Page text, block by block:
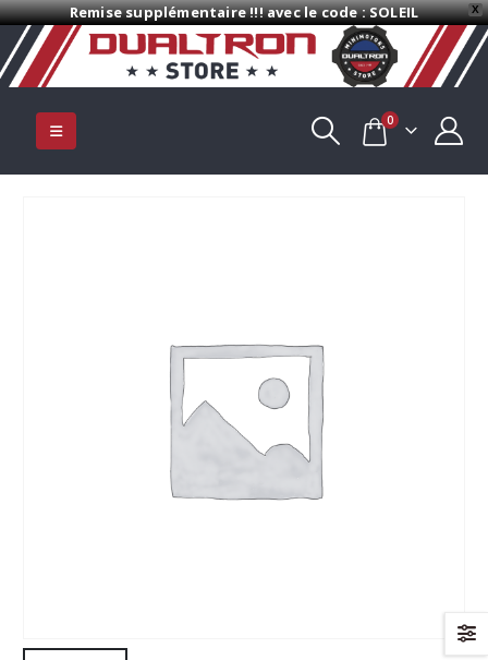
X
Remise supplémentaire !!! avec le code : SOLEIL
0